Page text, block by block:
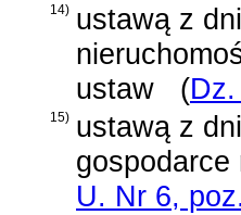
14) ustawą z
ustaw
(
15) ustawą z
U. Nr 6,